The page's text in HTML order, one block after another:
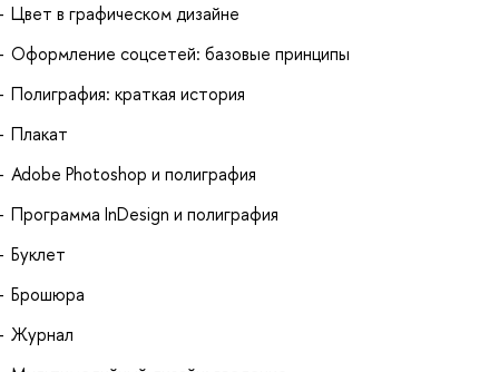
Цвет в графическом дизайне
Оформление соцсетей: базовые принципы
Полиграфия: краткая история
Плакат
Adobe Photoshop и полиграфия
Программа InDesign и полиграфия
Буклет
Брошюра
Журнал